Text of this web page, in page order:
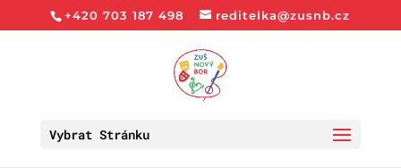
+420 703 187 498 reditelka@zusnb.cz
Vybrat Stránku